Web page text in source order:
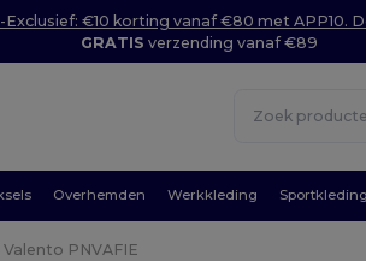
Exclusief: €10 korting vanaf €80 met APP10.
GRATIS verzending vanaf €89
Overhemden Werkkleding Sportkleding
Valento PNVAFIE